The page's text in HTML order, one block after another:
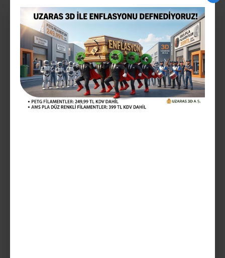
UZARAS ™ 1.75MM TPU 70D SHORE VISNE
FILAMENT 1000 GR UV DAYANIMLI SERT
STOK: 2-3 gün içinde
MODEL: 4115116534249